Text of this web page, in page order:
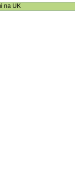
na UK